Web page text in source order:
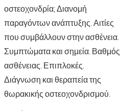
οστεοχονδρία; Διανομή
παραγόντων ανάπτυξης. Αιτίες
που συμβάλλουν στην ασθένεια.
Συμπτώματα και σημεία. Βαθμός
ασθένειας. Επιπλοκές.
Διάγνωση και θεραπεία της
θωρακικής οστεοχονδρισμού.